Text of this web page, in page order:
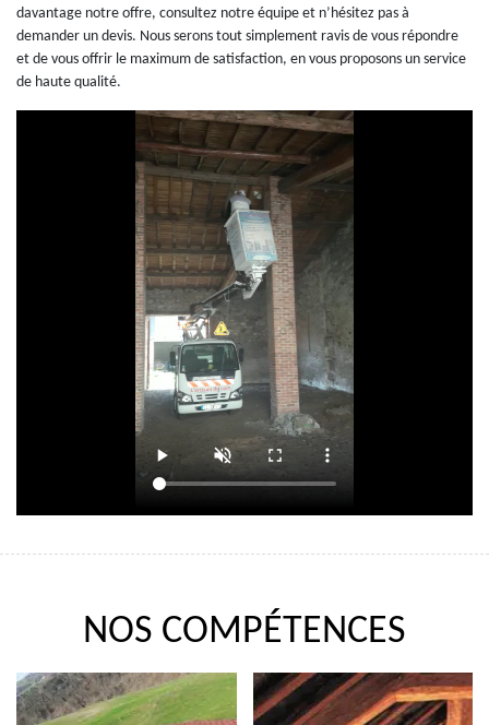
davantage notre offre, consultez notre équipe et n’hésitez pas à
demander un devis. Nous serons tout simplement ravis de vous répondre
et de vous offrir le maximum de satisfaction, en vous proposons un service
de haute qualité.
NOS COMPÉTENCES